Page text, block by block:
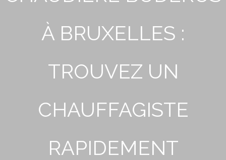
À BRUXELLES :
TROUVEZ UN
CHAUFFAGISTE
RAPIDEMENT